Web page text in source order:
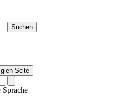
Suchen
Seite
Sprache